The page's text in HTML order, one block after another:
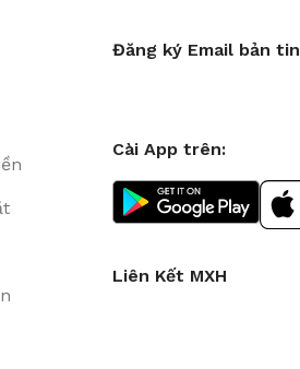
Đăng ký Email bản tin
Cài App trên:
Liên Kết MXH